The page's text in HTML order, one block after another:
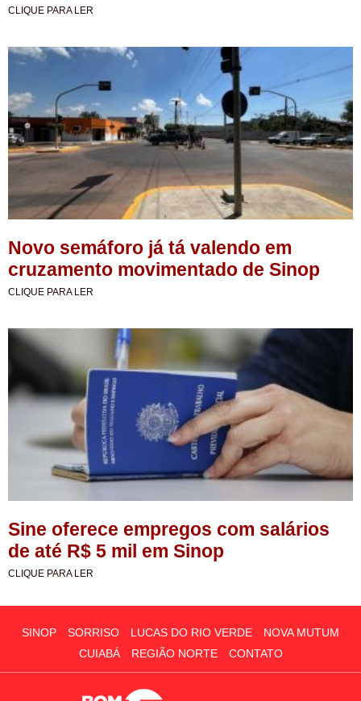
CLIQUE PARA LER
Novo semáforo já tá valendo em
cruzamento movimentado de Sinop
CLIQUE PARA LER
Sine oferece empregos com salários
de até R$ 5 mil em Sinop
CLIQUE PARA LER
SINOP SORRISO LUCAS DO RIO VERDE
NOVA MUTUM
CUIABÁ
REGIÃO NORTE CONTATO